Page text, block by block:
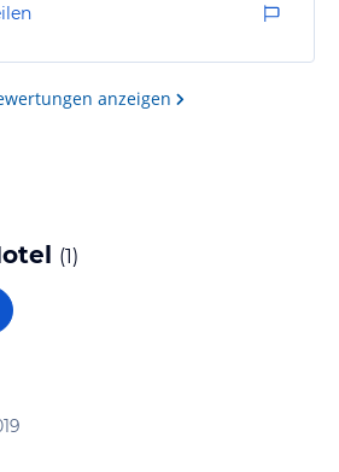
anzeigen
(1)